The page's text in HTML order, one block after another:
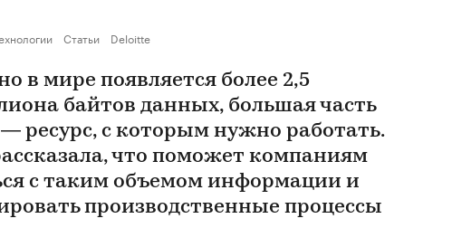
Статьи Deloitte
в мире появляется более 2,5
байтов данных, большая часть
ресурс, с которым нужно работать.
что поможет компаниям
с таким объемом информации и
производственные процессы